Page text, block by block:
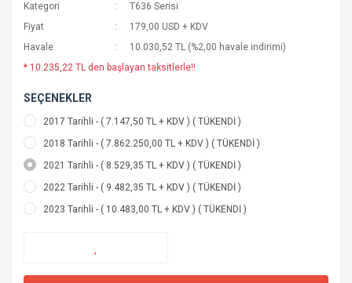
Kategori
T636 Serisi
Fiyat
179,00 USD + KDV
Havale
10.030,52 TL (%2,00 havale indirimi)
* 10.235,22 TL den başlayan taksitlerle!!
SEÇENEKLER
2017 Tarihli - ( 7.147,50 TL + KDV ) ( TÜKENDİ )
2018 Tarihli - ( 7.862.250,00 TL + KDV ) ( TÜKENDİ )
2021 Tarihli - ( 8.529,35 TL + KDV ) ( TÜKENDİ )
2022 Tarihli - ( 9.482,35 TL + KDV ) ( TÜKENDİ )
2023 Tarihli - ( 10.483,00 TL + KDV ) ( TÜKENDİ )